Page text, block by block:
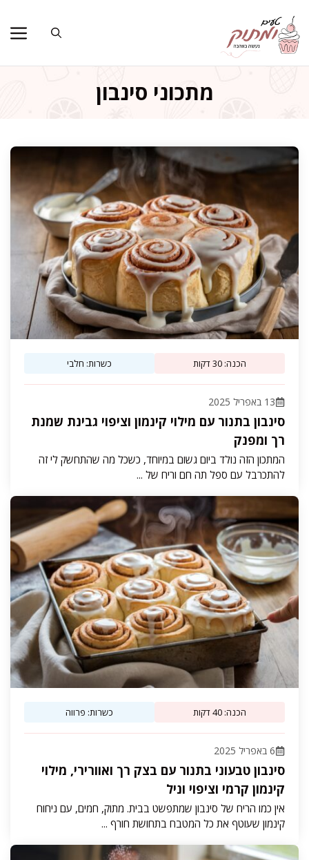
לתוכן
מתכוני סינבון
הכנה: 30 דקות כשרות: חלבי
13 באפריל 2025
סינבון בתנור עם מילוי קינמון וציפוי גבינת שמנת
רך ומפנק
המתכון הזה נולד ביום גשום במיוחד, כשכל מה שהתחשק לי זה
להתכרבל עם ספל תה חם וריח של ...
הכנה: 40 דקות כשרות: פרווה
6 באפריל 2025
סינבון טבעוני בתנור עם בצק רך ואוורירי, מילוי
קינמון קרמי וציפוי וניל
אין כמו הריח של סינבון שמתפשט בבית. מתוק, חמים, עם ניחוח
קינמון שעוטף את כל המטבח בתחושת חורף ...